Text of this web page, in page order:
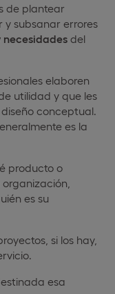
de plantear
y subsanar errores
necesidades del
elaboren
utilidad y que les
conceptual.
es la
producto o
es su
si los hay,
esa